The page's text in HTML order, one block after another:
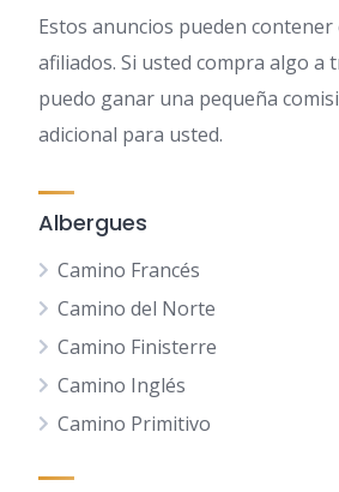
Estos anuncios pueden contener
afiliados. Si usted compra algo a
puedo ganar una pequeña
adicional para usted.
Albergues
Camino Francés
Camino del Norte
Camino Finisterre
Camino Inglés
Camino Primitivo